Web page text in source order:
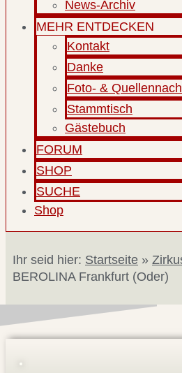
News-Archiv
MEHR ENTDECKEN
Kontakt
Danke
Foto- &
Stammtisch
Gästebuch
FORUM
SHOP
SUCHE
Shop
Ihr seid hier: Startseite »
BEROLINA Frankfurt (Oder)